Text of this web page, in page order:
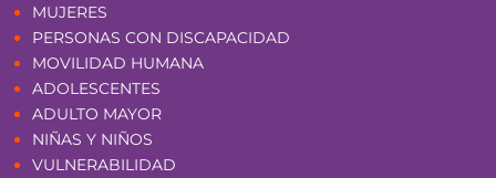
MUJERES
PERSONAS CON DISCAPACIDAD
MOVILIDAD HUMANA
ADOLESCENTES
ADULTO MAYOR
NIÑAS Y NIÑOS
VULNERABILIDAD